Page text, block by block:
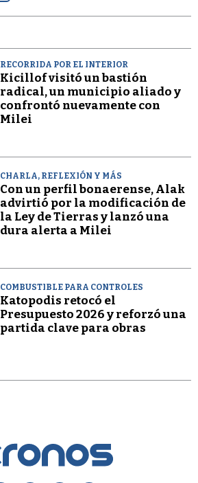
RECORRIDA POR EL INTERIOR
Kicillof visitó un bastión
radical, un municipio aliado y
confrontó nuevamente con
Milei
CHARLA, REFLEXIÓN Y MÁS
Con un perfil bonaerense, Alak
advirtió por la modificación de
la Ley de Tierras y lanzó una
dura alerta a Milei
COMBUSTIBLE PARA CONTROLES
Katopodis retocó el
Presupuesto 2026 y reforzó una
partida clave para obras